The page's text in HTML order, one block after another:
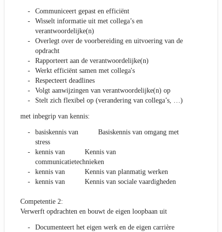
Communiceert gepast en efficiënt
Wisselt informatie uit met collega’s en
verantwoordelijke(n)
Overlegt over de voorbereiding en uitvoering van de
opdracht
Rapporteert aan de verantwoordelijke(n)
Werkt efficiënt samen met collega's
Respecteert deadlines
Volgt aanwijzingen van verantwoordelijke(n) op
Stelt zich flexibel op (verandering van collega’s, …)
met inbegrip van kennis:
basiskennis van Basiskennis van omgang met
stress
kennis van Kennis van
communicatietechnieken
kennis van Kennis van planmatig werken
kennis van Kennis van sociale vaardigheden
Competentie 2:
Verwerft opdrachten en bouwt de eigen loopbaan uit
Documenteert het eigen werk en de eigen carrière